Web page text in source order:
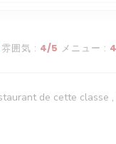
雰囲気 : 4/5 メニュー : 4
de cette classe ,